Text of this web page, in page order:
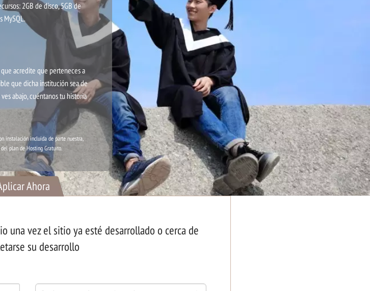
2GB de disco, 5GB de
MySQL.
acredite que perteneces a
que dicha institución sea de
abajo, cuéntanos tu historia
instalación incluida de parte nuestra,
plan de Hosting Gratuito.
Ahora
una vez el sitio ya esté desarrollado o cerca de
su desarrollo